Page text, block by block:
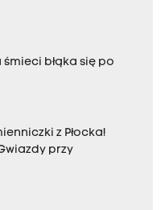
błąka się po
z Płocka!
przy